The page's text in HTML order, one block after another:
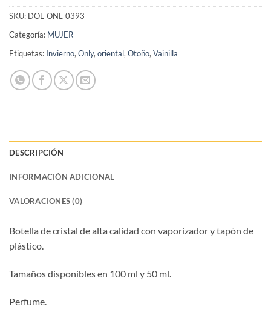
SKU: DOL-ONL-0393
Categoría: MUJER
Etiquetas: Invierno,Only,oriental,Otoño,Vainilla
DESCRIPCIÓN
INFORMACIÓN ADICIONAL
VALORACIONES (0)
Botella de cristal de alta calidad con vaporizador y tapón de
plástico.
Tamaños disponibles en 100 ml y 50 ml.
Perfume.